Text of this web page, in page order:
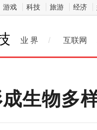
游戏 科技 旅游 经济
业 界 / 互联网
生物多